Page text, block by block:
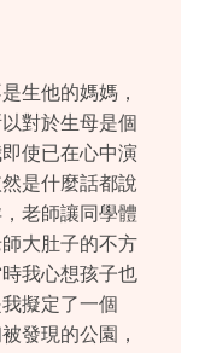
生他的媽媽，
對於生母是個
使已在心中演
是什麼話都說
老師讓同學體
大肚子的不方
我心想孩子也
擬定了一個
發現的公園，